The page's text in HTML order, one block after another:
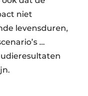
niet
levensduren,
…